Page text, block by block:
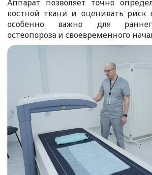
Аппарат позволяет точно
костной ткани и оценивать риск
особенно важно для
остеопороза и своевременного